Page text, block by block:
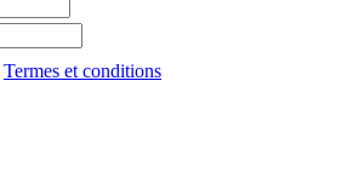
Termes et conditions